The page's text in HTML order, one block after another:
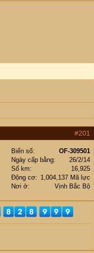
#201
Biển số
OF-309501
Ngày cấp bằng
26/2/14
Số km
16,925
Động cơ
1,004,137 Mã lực
Nơi ở
Vịnh Bắc Bộ